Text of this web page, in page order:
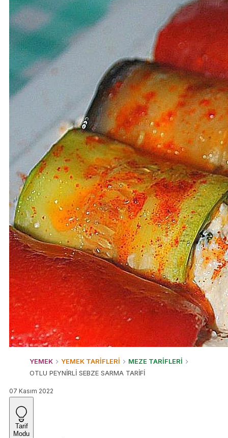
YEMEK YEMEK TARİFLERİ
MEZE TARİFLERİ
OTLU PEYNİRLİ SEBZE SARMA TARİFİ
07 Kasım 2022
Tarif
Modu